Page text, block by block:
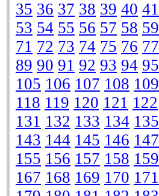
35 36 37 38 39 40 41
53 54 55 56 57 58 59
71 72 73 74 75 76 77
89 90 91 92 93 94 95
105 106 107 108 109
118 119 120 121 122
131 132 133 134 135
143 144 145 146 147
155 156 157 158 159
167 168 169 170 171